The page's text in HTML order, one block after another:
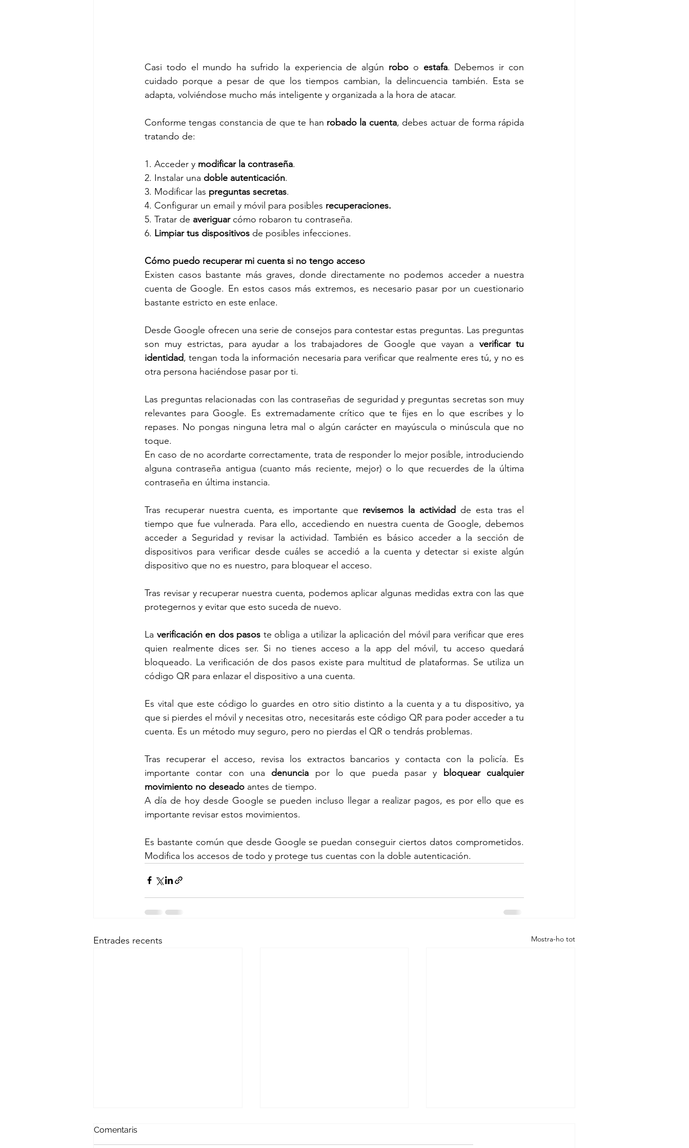
Casi todo el mundo ha sufrido la experiencia de algún robo o estafa. Debemos ir con
cuidado porque a pesar de que los tiempos cambian, la delincuencia también. Esta se
adapta, volviéndose mucho más inteligente y organizada a la hora de atacar.
Conforme tengas constancia de que te han robado la cuenta, debes actuar de forma rápida
tratando de:
1. Acceder y modificar la contraseña.
2. Instalar una doble autenticación.
3. Modificar las preguntas secretas.
4. Configurar un email y móvil para posibles recuperaciones.
5. Tratar de averiguar cómo robaron tu contraseña.
6. Limpiar tus dispositivos de posibles infecciones.
Cómo puedo recuperar mi cuenta si no tengo acceso
Existen casos bastante más graves, donde directamente no podemos acceder a nuestra
cuenta de Google. En estos casos más extremos, es necesario pasar por un cuestionario
bastante estricto en este enlace.
Desde Google ofrecen una serie de consejos para contestar estas preguntas. Las preguntas
son muy estrictas, para ayudar a los trabajadores de Google que vayan a verificar tu
identidad, tengan toda la información necesaria para verificar que realmente eres tú, y no es
otra persona haciéndose pasar por ti.
Las preguntas relacionadas con las contraseñas de seguridad y preguntas secretas son muy
relevantes para Google. Es extremadamente crítico que te fijes en lo que escribes y lo
repases. No pongas ninguna letra mal o algún carácter en mayúscula o minúscula que no
toque.
En caso de no acordarte correctamente, trata de responder lo mejor posible, introduciendo
alguna contraseña antigua (cuanto más reciente, mejor) o lo que recuerdes de la última
contraseña en última instancia.
Tras recuperar nuestra cuenta, es importante que revisemos la actividad de esta tras el
tiempo que fue vulnerada. Para ello, accediendo en nuestra cuenta de Google, debemos
acceder a Seguridad y revisar la actividad. También es básico acceder a la sección de
dispositivos para verificar desde cuáles se accedió a la cuenta y detectar si existe algún
dispositivo que no es nuestro, para bloquear el acceso.
Tras revisar y recuperar nuestra cuenta, podemos aplicar algunas medidas extra con las que
protegernos y evitar que esto suceda de nuevo.
La verificación en dos pasos te obliga a utilizar la aplicación del móvil para verificar que eres
quien realmente dices ser. Si no tienes acceso a la app del móvil, tu acceso quedará
bloqueado. La verificación de dos pasos existe para multitud de plataformas. Se utiliza un
código QR para enlazar el dispositivo a una cuenta.
Es vital que este código lo guardes en otro sitio distinto a la cuenta y a tu dispositivo, ya
que si pierdes el móvil y necesitas otro, necesitarás este código QR para poder acceder a tu
cuenta. Es un método muy seguro, pero no pierdas el QR o tendrás problemas.
Tras recuperar el acceso, revisa los extractos bancarios y contacta con la policía. Es
importante contar con una denuncia por lo que pueda pasar y
bloquear cualquier
movimiento no deseado antes de tiempo.
A día de hoy desde Google se pueden incluso llegar a realizar pagos, es por ello que es
importante revisar estos movimientos.
Es bastante común que desde Google se puedan conseguir ciertos datos comprometidos.
Modifica los accesos de todo y protege tus cuentas con la doble autenticación.
Entrades recents Mostra-ho tot
Comentaris